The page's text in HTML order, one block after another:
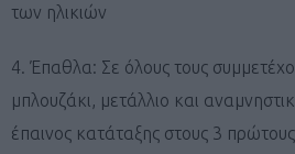
των ηλικιών
4. Έπαθλα: Σε όλους τους
μπλουζάκι, μετάλλιο και
έπαινος κατάταξης στους 3